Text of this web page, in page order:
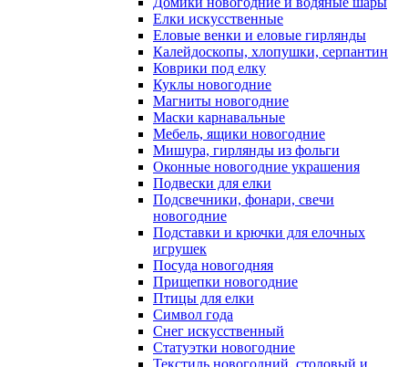
Елки искусственные
Еловые венки и еловые гирлянды
Калейдоскопы, хлопушки, серпантин
Коврики под елку
Куклы новогодние
Магниты новогодние
Маски карнавальные
Мебель, ящики новогодние
Мишура, гирлянды из фольги
Оконные новогодние украшения
Подвески для елки
Подсвечники, фонари, свечи
новогодние
Подставки и крючки для елочных
игрушек
Посуда новогодняя
Прищепки новогодние
Птицы для елки
Символ года
Снег искусственный
Статуэтки новогодние
Текстиль новогодний, столовый и